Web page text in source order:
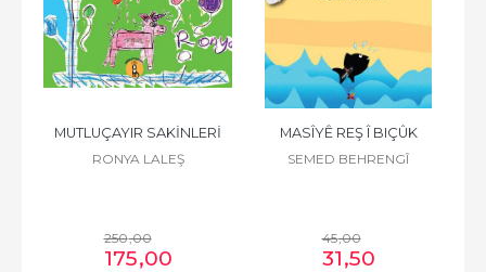
MUTLUÇAYIR SAKİNLERİ
RONYA LALEŞ
250,00
175,00
MASÎYÊ REŞ Î BIÇÛK
SEMED BEHRENGÎ
45,00
31,50